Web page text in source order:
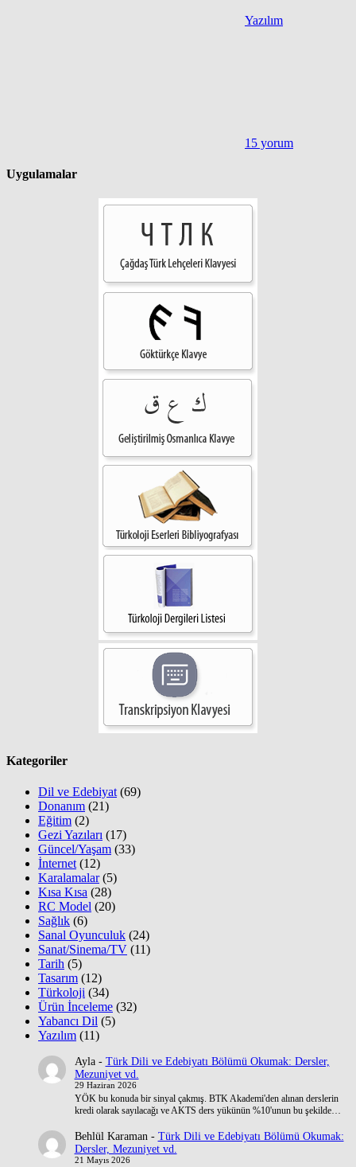
Yazılım
15 yorum
Uygulamalar
Kategoriler
Dil ve Edebiyat (69)
Donanım (21)
Eğitim (2)
Gezi Yazıları (17)
Güncel/Yaşam (33)
İnternet (12)
Karalamalar(5)
Kısa Kısa (28)
RC Model (20)
Sağlık (6)
Sanal Oyunculuk (24)
Sanat/Sinema/TV (11)
Tarih (5)
Tasarım (12)
Türkoloji (34)
Ürün İnceleme (32)
Yabancı Dil (5)
Yazılım (11)
Ayla- Türk Dili ve Edebiyatı Bölümü Okumak: Dersler,
Mezuniyet vd.
29 Haziran 2026
YÖK bu konuda bir sinyal çakmış. BTK Akademi'den alınan derslerin
kredi olarak sayılacağı ve AKTS ders yükünün %10'unun bu şekilde…
Behlül Karaman- Türk Dili ve Edebiyatı Bölümü Okumak:
Dersler, Mezuniyet vd.
21 Mayıs 2026